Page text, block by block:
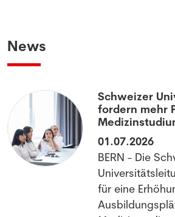
News
Schweizer
fordern mehr
01.07.2026
BERN - Die
für eine